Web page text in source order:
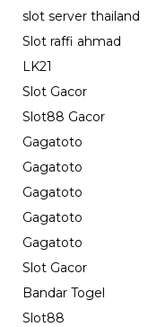
slot server thailand
Slot raffi ahmad
LK21
Slot Gacor
Slot88 Gacor
Gagatoto
Gagatoto
Gagatoto
Gagatoto
Gagatoto
Slot Gacor
Bandar Togel
Slot88